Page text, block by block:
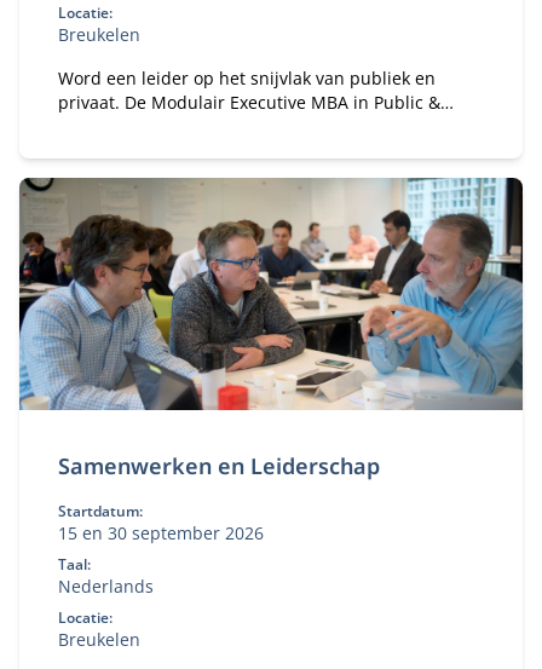
Locatie:
Breukelen
Word een leider op het snijvlak van publiek en
privaat. De Modulair Executive MBA in Public &
Samenwerken en Leiderschap
Startdatum:
15 en 30 september 2026
Taal:
Nederlands
Locatie:
Breukelen